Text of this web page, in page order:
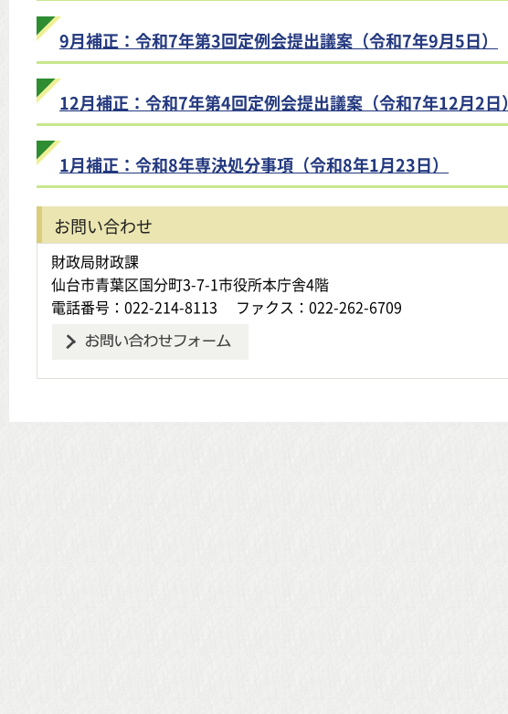
9月補正：令和7年第3回定例会提出議案（令和7年9月5日）
12月補正：令和7年第4回定例会提出議案（令和7年12月2日）
1月補正：令和8年専決処分事項（令和8年1月23日）
お問い合わせ
財政局財政課
仙台市青葉区国分町3-7-1市役所本庁舎4階
電話番号：022-214-8113
ファクス：022-262-6709